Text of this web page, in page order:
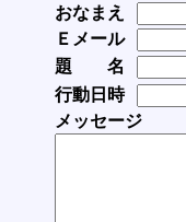
おなまえ
Ｅメール
題 名
行動日時
メッセージ